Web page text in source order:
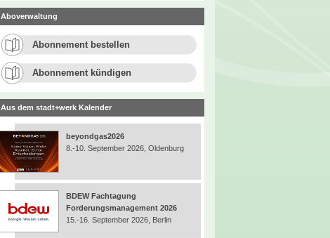
Aboverwaltung
Abonnement bestellen
Abonnement kündigen
Aus dem stadt+werk Kalender
beyondgas2026
8.-10. September 2026, Oldenburg
BDEW Fachtagung
Forderungsmanagement 2026
15.-16. September 2026, Berlin